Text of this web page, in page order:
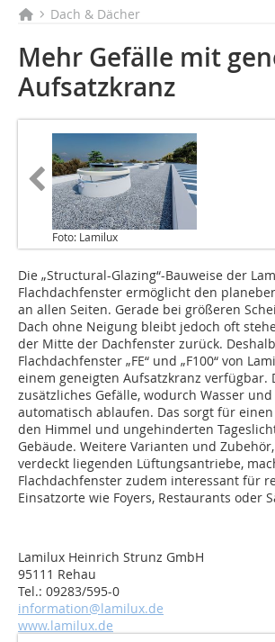
Dach & Dächer
Mehr Gefälle mit
Aufsatzkranz
Foto: Lamilux
Die „Structural-Glazing“-Bauweise der
Flachdachfenster ermöglicht den
an allen Seiten. Gerade bei größeren
Dach ohne Neigung bleibt jedoch oft
der Mitte der Dachfenster zurück.
Flachdachfenster „FE“ und „F100“ von
einem geneigten Aufsatzkranz verfügbar.
zusätzliches Gefälle, wodurch Wasser
automatisch ablaufen. Das sorgt für
den Himmel und ungehinderten
Gebäude. Weitere Varianten und
verdeckt liegenden Lüftungsantriebe,
Flachdachfenster zudem interessant für
Einsatzorte wie Foyers, Restaurants oder
Lamilux Heinrich Strunz GmbH
95111 Rehau
Tel.: 09283/595-0
information@lamilux.de
www.lamilux.de